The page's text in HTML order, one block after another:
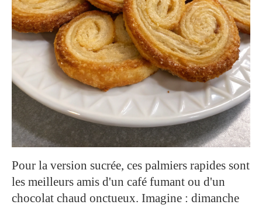
Pour la version sucrée, ces palmiers rapides sont
les meilleurs amis d'un café fumant ou d'un
chocolat chaud onctueux. Imagine : dimanche